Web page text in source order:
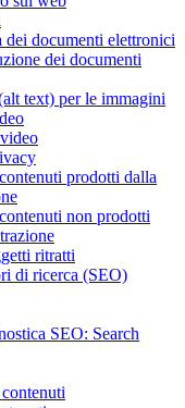
documenti elettronici
dei documenti
text) per le immagini
prodotti dalla
non prodotti
ritratti
di ricerca (SEO)
SEO: Search